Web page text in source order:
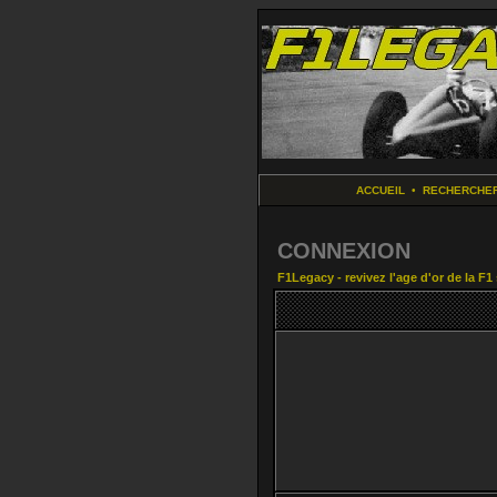
ACCUEIL •
CONNEXION
F1Legacy - revivez l'age d'or de la